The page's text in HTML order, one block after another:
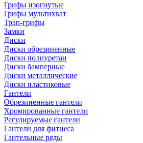
Грифы изогнутые
Грифы мультихват
Трэп-грифы
Замки
Диски
Диски обрезиненные
Диски полиуретан
Диски бамперные
Диски металлические
Диски пластиковые
Гантели
Обрезиненные гантели
Хромированные гантели
Регулируемые гантели
Гантели для фитнеса
Гантельные ряды